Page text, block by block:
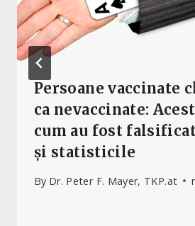
Persoane vaccinate
ca nevaccinate:
cum au fost
și statisticile
By Dr. Peter F. Mayer, TKP.at